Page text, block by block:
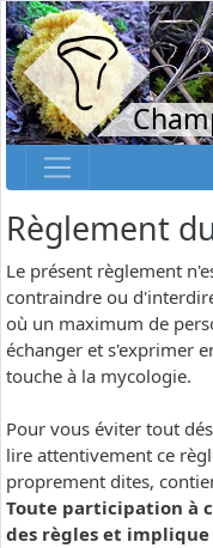
Règlement
Le présent règlement
contraindre ou
où un maximum de
échanger et s'exprimer
touche à la mycologie.
Pour vous éviter tout
lire attentivement ce
proprement dites,
Toute participation à
des règles et